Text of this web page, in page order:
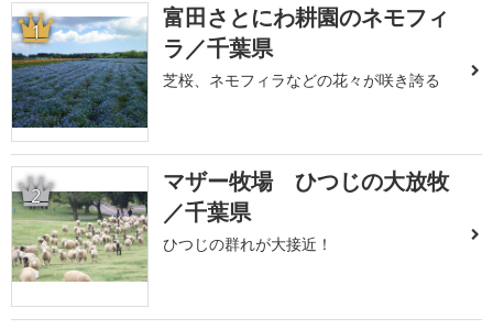
1
富田さとにわ耕園のネモフィ
ラ／千葉県
芝桜、ネモフィラなどの花々が咲き誇る
2
マザー牧場 ひつじの大放牧
／千葉県
ひつじの群れが大接近！